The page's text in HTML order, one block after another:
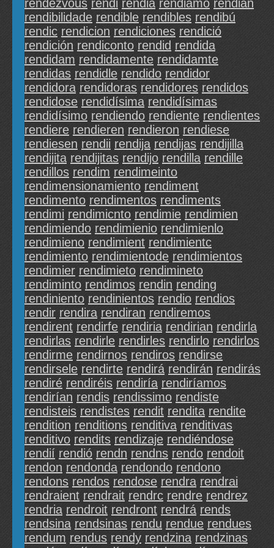
rendezvous rendi rendia rendiamo rendian
rendibilidade rendible rendibles rendibú
rendic rendicion rendiciones rendició
rendición rendiconto rendid rendida
rendidam rendidamente rendidamte
rendidas rendidle rendido rendidor
rendidora rendidoras rendidores rendidos
rendidose rendidísima rendidísimas
rendidísimo rendiendo rendiente rendientes
rendiere rendieren rendieron rendiese
rendiesen rendii rendija rendijas rendijilla
rendijita rendijitas rendijo rendilla rendille
rendillos rendim rendimeinto
rendimensionamiento rendiment
rendimento rendimentos rendiments
rendimi rendimicnto rendimie rendimien
rendimiendo rendimienio rendimienlo
rendimieno rendimient rendimientc
rendimiento rendimientode rendimientos
rendimier rendimieto rendimineto
rendiminto rendimos rendin rending
rendiniento rendinientos rendio rendios
rendir rendira rendiran rendiremos
rendirent rendirfe rendiria rendirian rendirla
rendirlas rendirle rendirles rendirlo rendirlos
rendirme rendirnos rendiros rendirse
rendirsele rendirte rendirá rendirán rendirás
rendiré rendiréis rendiría rendiríamos
rendirían rendis rendissimo rendiste
rendisteis rendistes rendit rendita rendite
rendition renditions renditiva renditivas
renditivo rendits rendizaje rendiéndose
rendií rendió rendn rendns rendo rendoit
rendon rendonda rendondo rendono
rendons rendos rendose rendra rendrai
rendraient rendrait rendrc rendre rendrez
rendria rendroit rendront rendrá rends
rendsina rendsinas rendu rendue rendues
rendum rendus rendy rendzina rendzinas